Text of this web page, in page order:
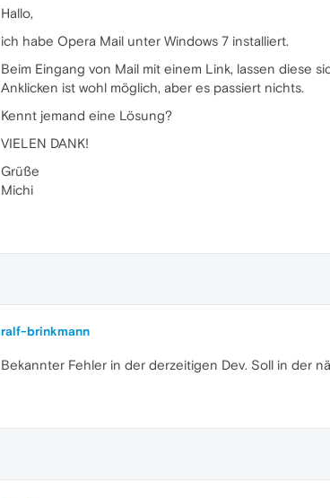
Hallo,
ich habe Opera Mail unter Windows 7 installiert.
Beim Eingang von Mail mit einem Link, lassen diese
Anklicken ist wohl möglich, aber es passiert nichts.
Kennt jemand eine Lösung?
VIELEN DANK!
Grüße
Michi
ralf-brinkmann
Bekannter Fehler in der derzeitigen Dev. Soll in der